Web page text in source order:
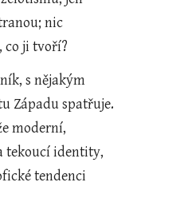
nic
co ji tvoří?
s nějakým
Západu spatřuje.
moderní,
tekoucí identity,
tendenci